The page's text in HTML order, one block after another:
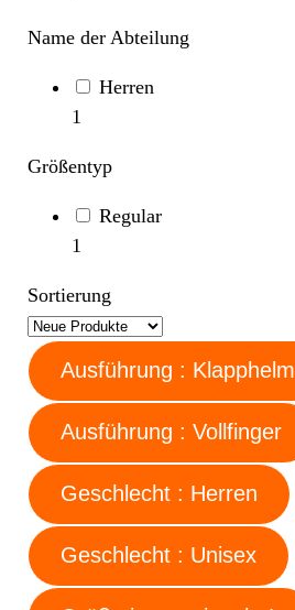
Name der Abteilung
Herren
1
Größentyp
Regular
1
Sortierung
Ausführung : Klapphelm
Ausführung : Vollfinger
Geschlecht : Herren
Geschlecht : Unisex